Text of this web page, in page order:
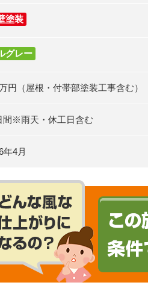
塗装
グレー
円（屋根・付帯部塗装工事含む）
間※雨天・休工日含む
年4月